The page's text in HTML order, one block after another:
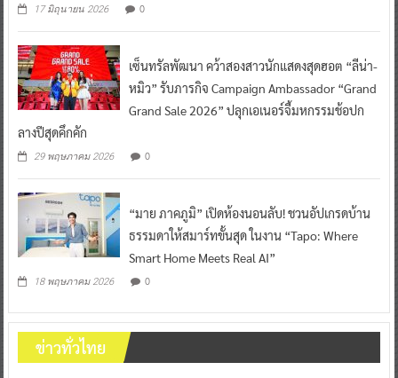
17 มิถุนายน 2026 0
เซ็นทรัลพัฒนา คว้าสองสาวนักแสดงสุดฮอต “ลีน่า-
หมิว” รับภารกิจ Campaign Ambassador “Grand
Grand Sale 2026” ปลุกเอเนอร์จี้มหกรรมช้อปก
ลางปีสุดคึกคัก
29 พฤษภาคม 2026 0
“มาย ภาคภูมิ” เปิดห้องนอนลับ! ชวนอัปเกรดบ้าน
ธรรมดาให้สมาร์ทขั้นสุด ในงาน “Tapo: Where
Smart Home Meets Real AI”
18 พฤษภาคม 2026 0
ข่าวทั่วไทย